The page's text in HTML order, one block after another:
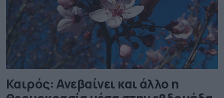
Καιρός: Ανεβαίνει και άλλο η